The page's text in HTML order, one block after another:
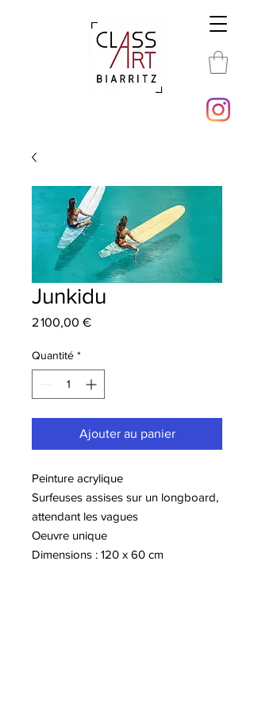
Junkidu
2 100,00 €Prix
Quantité *
Ajouter au panier
Peinture acrylique
Surfeuses assises sur un longboard,
attendant les vagues
Oeuvre unique
Dimensions : 120 x 60 cm